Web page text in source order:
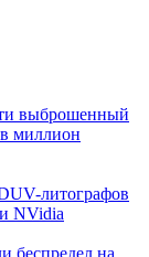
выброшенный
миллион
литографов
NVidia
беспредел на